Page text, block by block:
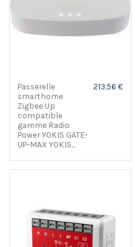
Passerelle
smarthome
Zigbee Up
compatible
gamme Radio
Power YOKIS GATE-
UP-MAX YOKIS...
213,56 €